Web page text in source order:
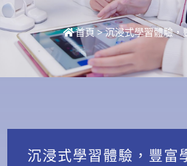
首頁>沉浸式學習體驗，
沉浸式學習體驗，豐富